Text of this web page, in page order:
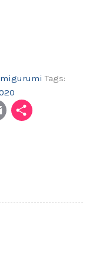
Tags:
Em